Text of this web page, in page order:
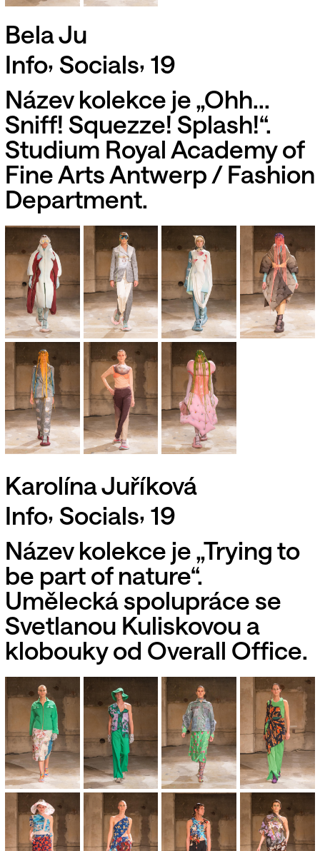
Bela Ju
Info, Socials, 19
Název kolekce je „Ohh...
Sniff! Squezze! Splash!“.
Studium Royal Academy of
Fine Arts Antwerp / Fashion
Department.
Karolína Juříková
Info, Socials, 19
Název kolekce je „Trying to
be part of nature“.
Umělecká spolupráce se
Svetlanou Kuliskovou a
klobouky od Overall Office.